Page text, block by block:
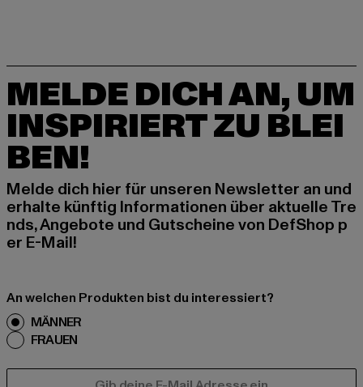
MELDE DICH AN, UM
INSPIRIERT ZU BLEI
BEN!
Melde dich hier für unseren Newsletter an und
erhalte künftig Informationen über aktuelle Tre
nds, Angebote und Gutscheine von DefShop p
er E-Mail!
An welchen Produkten bist du interessiert?
MÄNNER
FRAUEN